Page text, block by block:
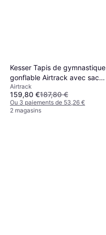
Kesser Tapis de gymnastique
gonflable Airtrack avec sac
et pompe à air
Airtrack
159,80 €187,80 €
Ou 3 paiements de 53,26 €
2 magasins